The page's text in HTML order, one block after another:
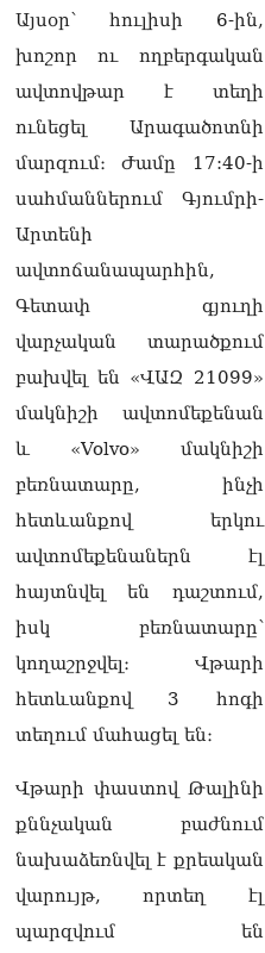
Այսօր՝ հուլիսի 6-ին,
խոշոր ու ողբերգական
ավտովթար է տեղի
ունեցել Արագածոտնի
մարզում։ Ժամը 17:40-ի
սահմաններում Գյումրի-
Արտենի
ավտոճանապարհին,
Գետափ գյուղի
վարչական տարածքում
բախվել են «ՎԱԶ 21099»
մակնիշի ավտոմեքենան
և «Volvo» մակնիշի
բեռնատարը, ինչի
հետևանքով երկու
ավտոմեքենաներն էլ
հայտնվել են դաշտում,
իսկ բեռնատարը՝
կողաշրջվել։ Վթարի
հետևանքով 3 հոգի
տեղում մահացել են։
Վթարի փաստով Թալինի
քննչական բաժնում
նախաձեռնվել է քրեական
վարույթ, որտեղ էլ
պարզվում են